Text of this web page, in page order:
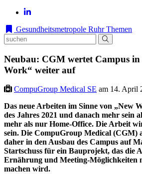
Gesundheitsmetropole Ruhr Themen
Neubau: CGM wertet Campus
Work“ weiter auf
CompuGroup Medical SE am 14. April
Das neue Arbeiten im Sinne von „New
des Jahres 2021 und danach mehr sein
mehr als nur Home-Office. Die Arbeit
sein. Die CompuGroup Medical (CGM)
daher in den Ausbau des Campus auf
Startschuss für ein Bauprojekt, das die
Ernährung und Meeting-Möglichkeiten
machen wird.